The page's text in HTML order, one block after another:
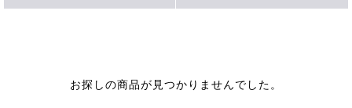
お探しの商品が見つかりませんでした。